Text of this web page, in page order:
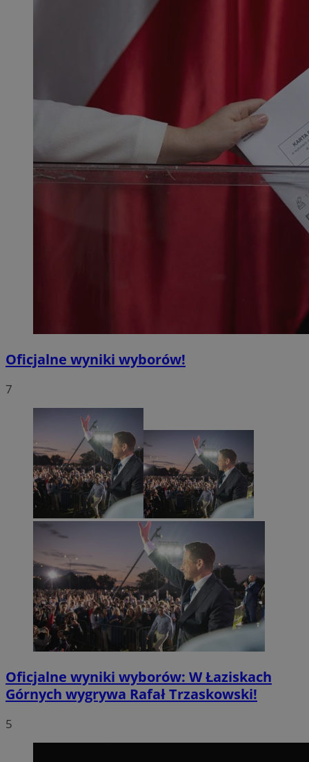
Oficjalne wyniki wyborów!
7
Oficjalne wyniki wyborów: W Łaziskach
Górnych wygrywa Rafał Trzaskowski!
5